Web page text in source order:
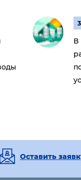
В
Оставить